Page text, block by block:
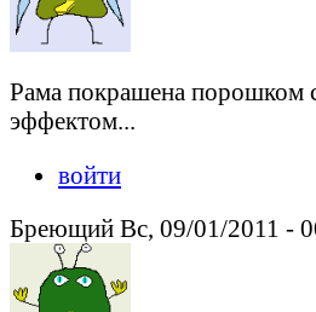
Рама покрашена порошком
эффектом...
войти
Бреющий Вс, 09/01/2011 -